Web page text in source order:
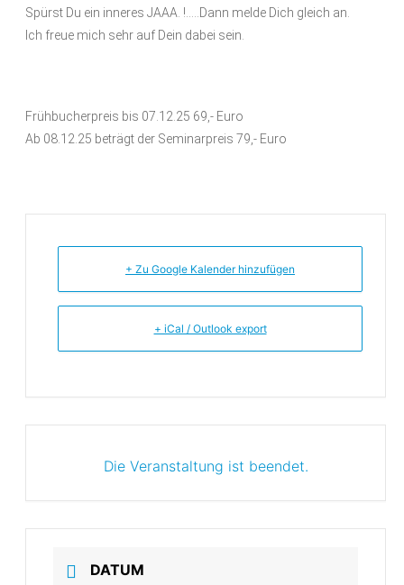
Spürst Du ein inneres JAAA. !…..Dann melde Dich gleich an.
Ich freue mich sehr auf Dein dabei sein.
Frühbucherpreis bis 07.12.25 69,- Euro
Ab 08.12.25 beträgt der Seminarpreis 79,- Euro
+ Zu Google Kalender hinzufügen
+ iCal / Outlook export
Die Veranstaltung ist beendet.
DATUM